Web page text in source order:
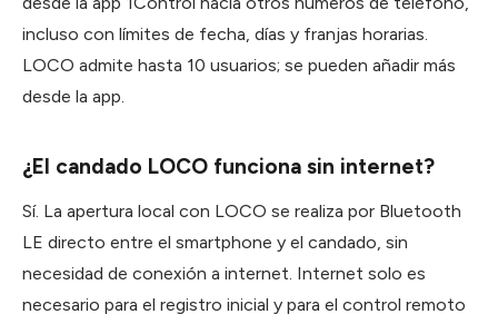
incluso con límites de fecha, días y franjas horarias.
LOCO admite hasta 10 usuarios; se pueden añadir más
desde la app.
¿El candado LOCO funciona sin internet?
Sí. La apertura local con LOCO se realiza por Bluetooth
LE directo entre el smartphone y el candado, sin
necesidad de conexión a internet. Internet solo es
necesario para el registro inicial y para el control remoto